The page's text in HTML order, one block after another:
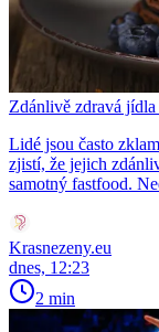
Zdánlivě zdravá
Lidé jsou často
zjistí, že jejich
samotný fastfood.
Krasnezeny.eu
dnes, 12:23
2 min